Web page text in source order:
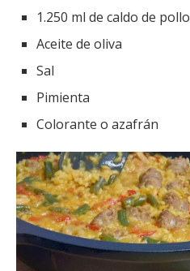
1.250 ml de caldo de pollo
Aceite de oliva
Sal
Pimienta
Colorante o azafrán